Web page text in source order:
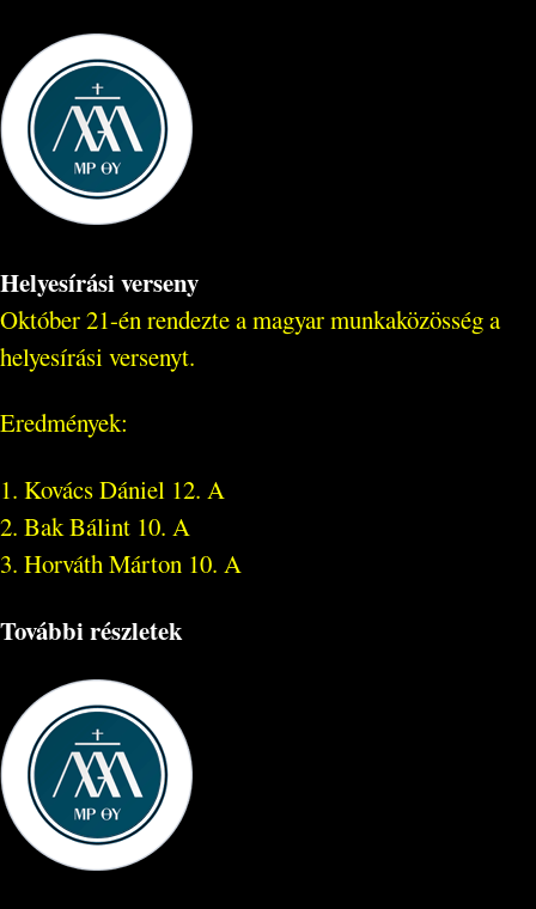
Helyesírási verseny
Október 21-én rendezte a magyar munkaközösség a
helyesírási versenyt.
Eredmények:
1. Kovács Dániel 12. A
2. Bak Bálint 10. A
3. Horváth Márton 10. A
További részletek